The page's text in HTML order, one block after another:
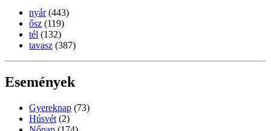
nyár (443)
ősz (119)
tél (132)
tavasz (387)
Események
Gyereknap (73)
Húsvét (2)